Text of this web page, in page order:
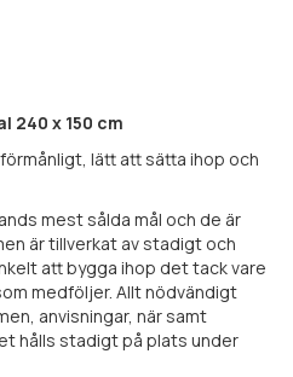
240 x 150 cm
lätt att sätta ihop och
mest sålda mål och de är
är tillverkat av stadigt och
att bygga ihop det tack vare
medföljer. Allt nödvändigt
anvisningar, när samt
hålls stadigt på plats under